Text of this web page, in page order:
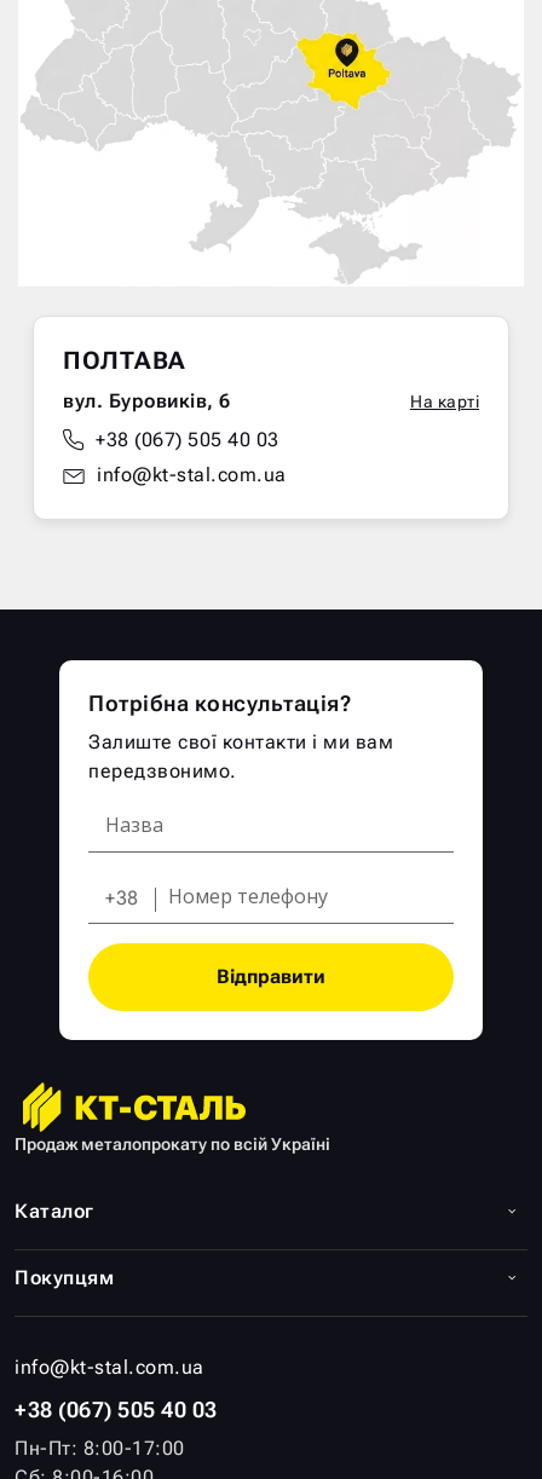
ПОЛТАВА
вул. Буровиків, 6 На карті
+38 (067) 505 40 03
info@kt-stal.com.ua
Продаж металопрокату по всій Україні
info@kt-stal.com.ua
+38 (067) 505 40 03
Пн-Пт: 8:00-17:00
Каталог
Покупцям
Потрібна консультація?
Залиште свої контакти і ми вам
передзвонимо.
+38
Відправити